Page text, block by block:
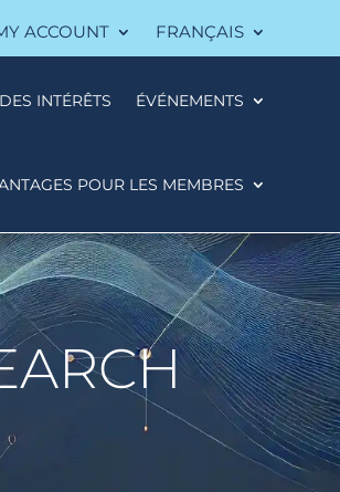
ACCOUNT FRANÇAIS
INTÉRÊTS ÉVÉNEMENTS
POUR LES MEMBRES